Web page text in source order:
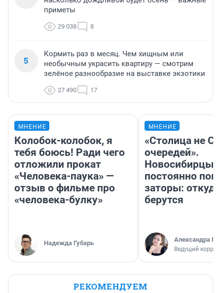
приметы
29 038 8
5
Кормить раз в месяц. Чем хищным или
необычным украсить квартиру — смотрим
зелёное разнообразие на выставке экзотики
27 490 17
МНЕНИЕ
Колобок-колобок, я
тебя боюсь! Ради чего
отложили прокат
«Человека-паука» —
отзыв о фильме про
«человека-булку»
Надежда Губарь
МНЕНИЕ
«Столица не
очередей».
Новосибирцы
постоянно
заторы:
берутся
Александра
Ведущий
РЕКОМЕНДУЕМ